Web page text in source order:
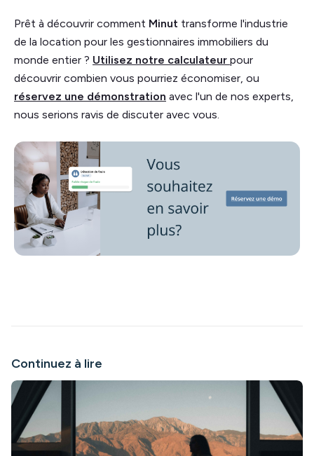
Prêt à découvrir comment Minut transforme l'industrie
de la location pour les gestionnaires immobiliers du
monde entier ? Utilisez notre calculateur pour
découvrir combien vous pourriez économiser, ou
réservez une démonstration avec l'un de nos experts,
nous serions ravis de discuter avec vous.
Continuez à lire